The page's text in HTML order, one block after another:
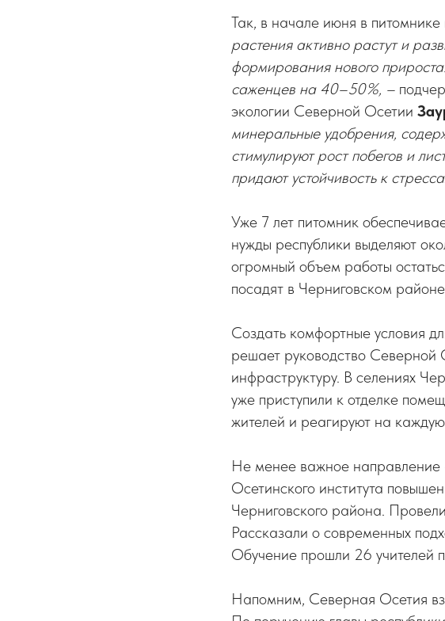
Так, в начале июня в
растения активно растут и
формирования нового
саженцев на 40–50%, –
экологии Северной Осетии
минеральные удобрения,
стимулируют рост побегов и
придают устойчивость к
Уже 7 лет питомник
нужды республики выделяют
огромный объем работы
посадят в Черниговском
Создать комфортные условия
решает руководство
инфраструктуру. В селениях
уже приступили к отделке
жителей и реагируют на каждую
Не менее важное
Осетинского института
Черниговского района.
Рассказали о современных
Обучение прошли 26 учителей
Напомним, Северная Осетия